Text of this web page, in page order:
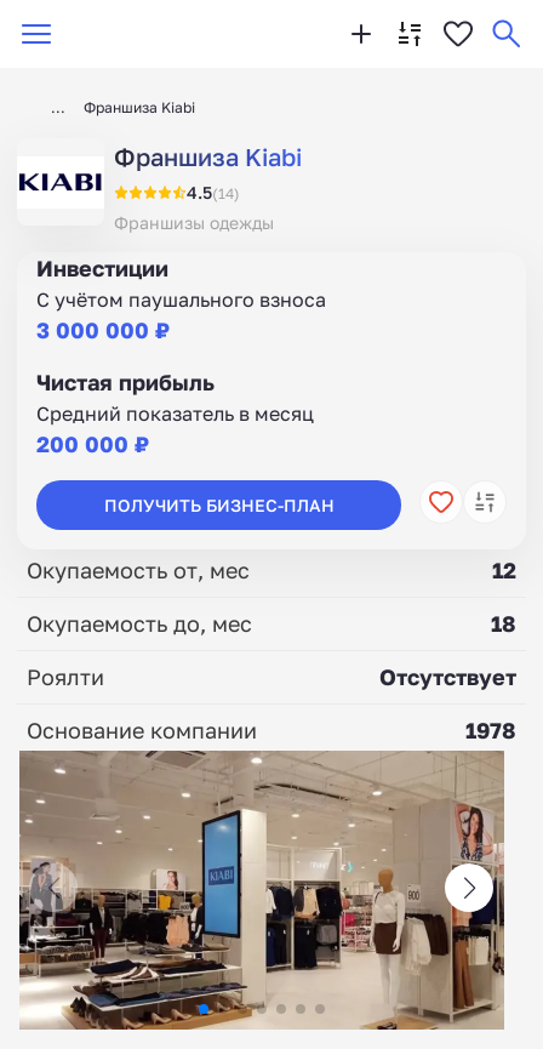
Франшиза Kiabi
Франшиза Kiabi
4.5(14)
Франшизы одежды
Инвестиции
С учётом паушального взноса
3 000 000 ₽
Чистая прибыль
Средний показатель в месяц
200 000 ₽
ПОЛУЧИТЬ БИЗНЕС-ПЛАН
Окупаемость от, мес
12
Окупаемость до, мес
18
Роялти
Отсутствует
Основание компании
1978